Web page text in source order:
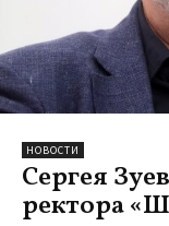
НОВОСТИ
Сергея
ректора